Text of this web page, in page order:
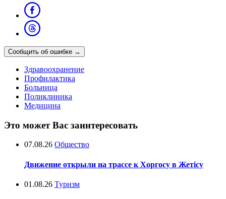
Сообщить об ошибке →
Здравоохранение
Профилактика
Больница
Поликлиника
Медицина
Это может Вас заинтересовать
07.08.26 Общество
Движение открыли на трассе к Хоргосу в Жетісу
01.08.26 Туризм